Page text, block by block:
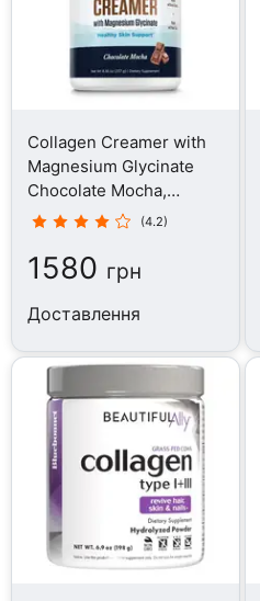
Collagen Creamer with
Magnesium Glycinate
Chocolate Mocha,
Колаген, 237 г(4.2)
1580 грн
Доставлення